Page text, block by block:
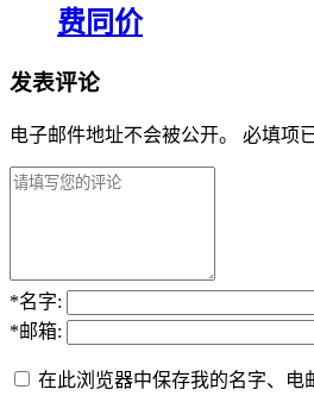
费同价
发表评论
电子邮件地址不会被公开。 必填项
*名字:
*邮箱:
在此浏览器中保存我的名字、电